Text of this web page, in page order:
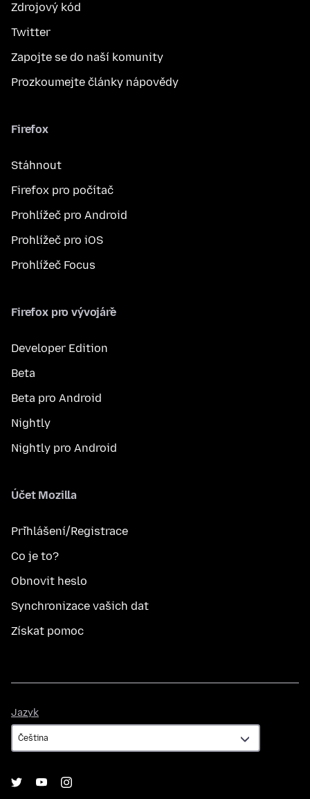
Zdrojový kód
Twitter
Zapojte se do naší komunity
Prozkoumejte články nápovědy
Firefox
Stáhnout
Firefox pro počítač
Prohlížeč pro Android
Prohlížeč pro iOS
Prohlížeč Focus
Firefox pro vývojáře
Developer Edition
Beta
Beta pro Android
Nightly
Nightly pro Android
Účet Mozilla
Přihlášení/Registrace
Co je to?
Obnovit heslo
Synchronizace vašich dat
Získat pomoc
Jazyk